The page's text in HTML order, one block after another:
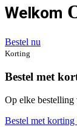
Welkom
Bestel nu
Korting
Bestel met
Op elke
Bestel met korting